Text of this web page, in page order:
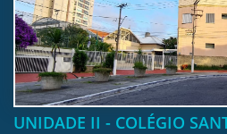
UNIDADE II - COLÉGIO